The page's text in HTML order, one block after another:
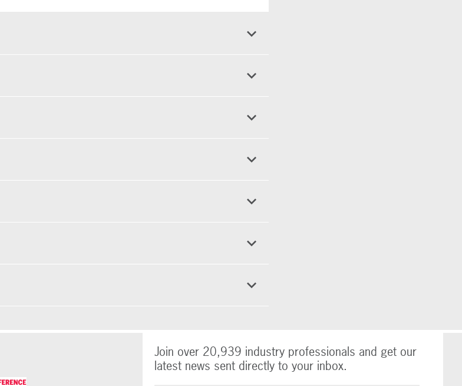
Join over 20,939 industry professionals and get our
latest news sent directly to your inbox.